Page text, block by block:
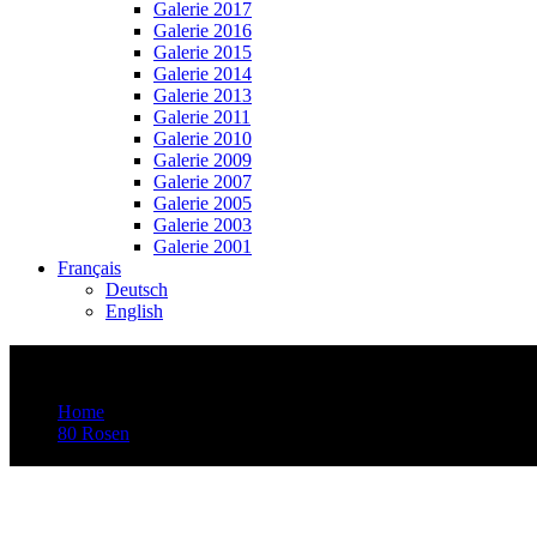
Galerie 2017
Galerie 2016
Galerie 2015
Galerie 2014
Galerie 2013
Galerie 2011
Galerie 2010
Galerie 2009
Galerie 2007
Galerie 2005
Galerie 2003
Galerie 2001
Français
Deutsch
English
Home
80 Rosen